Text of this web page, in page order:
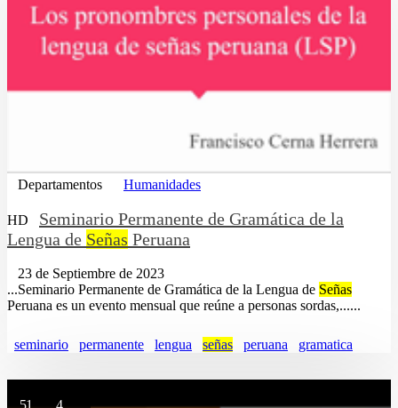
Departamentos Humanidades
HD
Seminario Permanente de Gramática de la
Lengua de Señas Peruana
23 de Septiembre de 2023
...Seminario Permanente de Gramática de la Lengua de Señas
Peruana es un evento mensual que reúne a personas sordas,......
seminario permanente lengua señas peruana gramatica